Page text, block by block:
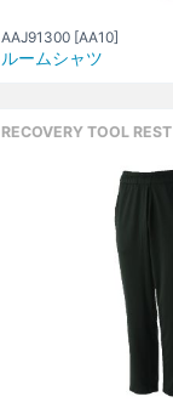
AAJ91300 [AA10]
ルームシャツ
RECOVERY TOOL REST